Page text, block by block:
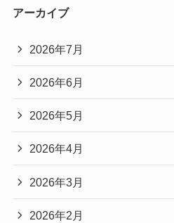
アーカイブ
2026年7月
2026年6月
2026年5月
2026年4月
2026年3月
2026年2月